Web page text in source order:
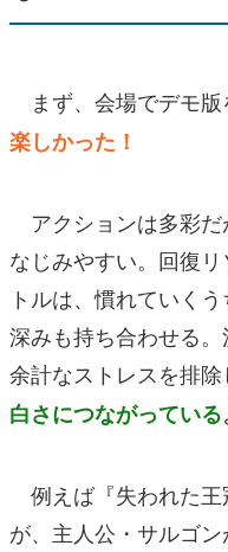
まず、会場でデモ
楽しかった！
アクションは多彩
なじみやすい。回復
トルは、慣れていく
深みも持ち合わせる。
余計なストレスを排除
白さにつながっている
例えば『失われた王
が、主人公・サルゴ